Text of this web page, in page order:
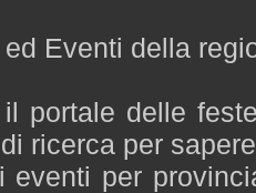
Eventi della
portale delle
ricerca per
eventi per